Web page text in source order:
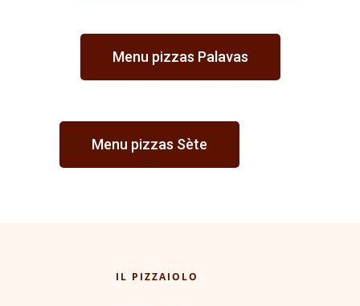
Menu pizzas Palavas
Menu pizzas Sète
IL PIZZAIOLO